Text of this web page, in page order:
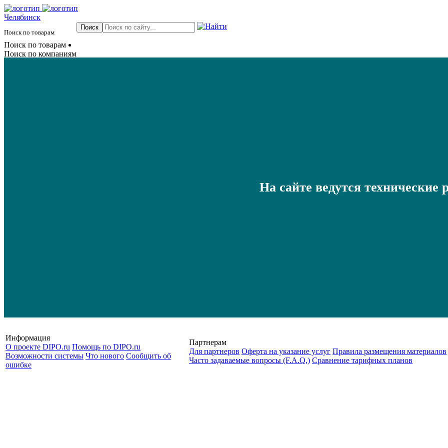
Челябинск
Поиск по товарам
Поиск по товарам
Поиск по компаниям
На сайте ведутся технические
Информация
О проекте DIPO.ru Помощь по DIPO.ru
Возможности системы Что нового Сообщить об
ошибке
Партнерам
Для партнеров Оферта на указание услуг Правила размещения материалов
Часто задаваемые вопросы (F.A.Q.) Cравнение тарифных планов